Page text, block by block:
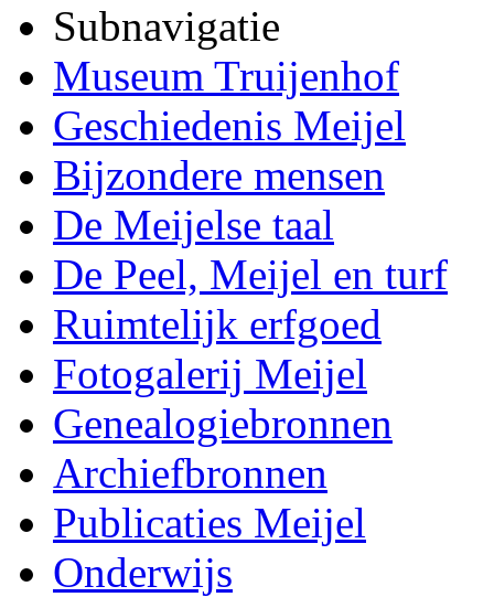
Subnavigatie
Museum Truijenhof
Geschiedenis Meijel
Bijzondere mensen
De Meijelse taal
De Peel, Meijel en turf
Ruimtelijk erfgoed
Fotogalerij Meijel
Genealogiebronnen
Archiefbronnen
Publicaties Meijel
Onderwijs